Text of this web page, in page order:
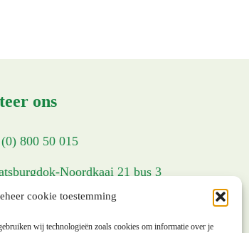
cookie toestemming
wij technologieën zoals cookies om informatie over je
ons
800 50 015
Noordkaai 21 bus 3